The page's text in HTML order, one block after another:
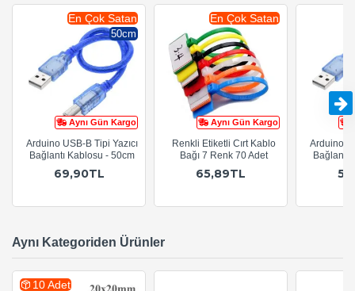
Aynı Gün Kargo
En Çok Satan
50cm
Arduino USB-B Tipi Yazıcı
Bağlantı Kablosu - 50cm
69,90TL
Aynı Gün Kargo
En Çok Satan
Renkli Etiketli Cırt Kablo
Bağı 7 Renk 70 Adet
65,89TL
Arduino
Bağlantı
Aynı Kategoriden Ürünler
10 Adet